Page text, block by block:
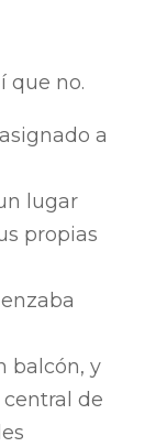
que no.
a
lugar
propias
balcón, y
de